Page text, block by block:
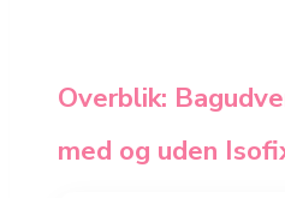
Overblik:
med og uden